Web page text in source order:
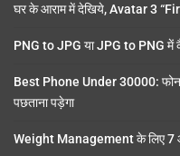
घर के आराम में देखिये, Avatar 3
PNG to JPG या JPG to PNG में
Best Phone Under 30000: फोन
पछताना पड़ेगा
Weight Management के लिए 7